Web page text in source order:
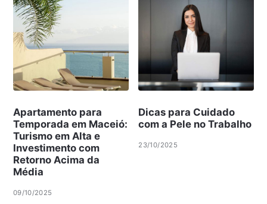
Apartamento para
Temporada em Maceió:
Turismo em Alta e
Investimento com
Retorno Acima da
Média
09/10/2025
Dicas para Cuidado
com a Pele no Trabalho
23/10/2025